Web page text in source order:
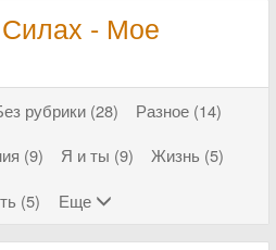
- Мое
рубрики (28)
Разное (14)
(9) Я и ты (9)
Жизнь (5)
(5)
Еще